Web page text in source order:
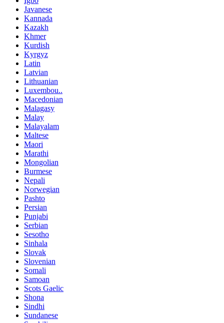
Javanese
Kannada
Kazakh
Khmer
Kurdish
Kyrgyz
Latin
Latvian
Lithuanian
Luxembou..
Macedonian
Malagasy
Malay
Malayalam
Maltese
Maori
Marathi
Mongolian
Burmese
Nepali
Norwegian
Pashto
Persian
Punjabi
Serbian
Sesotho
Sinhala
Slovak
Slovenian
Somali
Samoan
Scots Gaelic
Shona
Sindhi
Sundanese